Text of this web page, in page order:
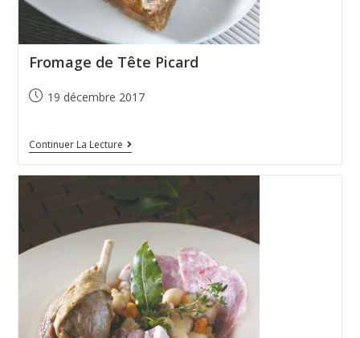
Fromage de Tête Picard
19 décembre 2017
Continuer La Lecture